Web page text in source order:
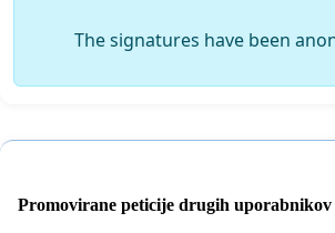
The signatures have been
Promovirane peticije drugih uporabnikov